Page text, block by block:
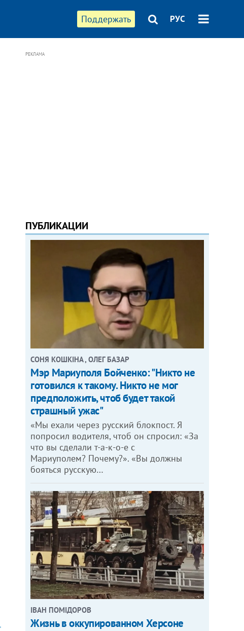
Поддержать РУС
РЕКЛАМА
ПУБЛИКАЦИИ
СОНЯ КОШКІНА , ОЛЕГ БАЗАР
Мэр Мариуполя Бойченко: "Никто не
готовился к такому. Никто не мог
предположить, чтоб будет такой
страшный ужас"
«Мы ехали через русский блокпост. Я
попросил водителя, чтоб он спросил: «За
что вы сделали т-а-к-о-е с
Мариуполем? Почему?». «Вы должны
бояться русскую…
ІВАН ПОМІДОРОВ
Жизнь в оккупированном Херсоне